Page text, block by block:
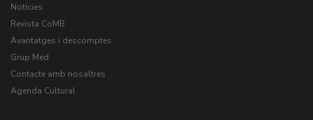
Notícies
Revista CoMB
Avantatges i descomptes
Grup Med
Contacte amb nosaltres
Agenda Cultural